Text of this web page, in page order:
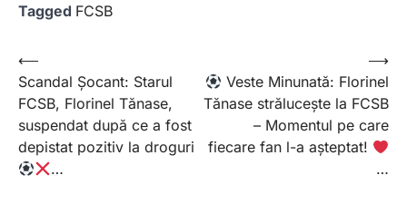
Tagged FCSB
Post
navigation
⟵
Scandal Șocant: Starul
FCSB, Florinel Tănase,
suspendat după ce a fost
depistat pozitiv la droguri
…
Veste Minunată: Florinel
Tănase strălucește la FCSB
– Momentul pe care
fiecare fan l-a așteptat!
…
⟶